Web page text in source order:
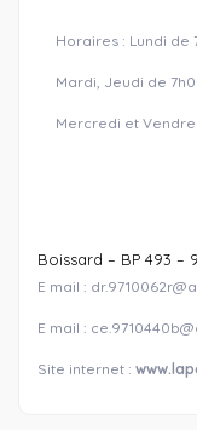
Horaires : Lundi de
Mardi, Jeudi de
Mercredi et
Boissard – BP 493 –
E mail :
E mail :
Site internet :